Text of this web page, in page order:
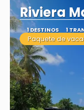
Riviera
1 DESTINOS 1
Paquete de